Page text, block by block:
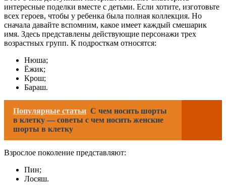
интересные поделки вместе с детьми. Если хотите, изготовьте
всех героев, чтобы у ребенка была полная коллекция. Но
сначала давайте вспомним, какое имеет каждый смешарик
имя. Здесь представлены действующие персонажи трех
возрастных групп. К подросткам относятся:
Нюша;
Ёжик;
Крош;
Бараш.
Популярные статьи С чем носить шорты
в клетку — советы с чем носить женские
шорты в клетку
Взрослое поколение представляют:
Пин;
Лосяш.